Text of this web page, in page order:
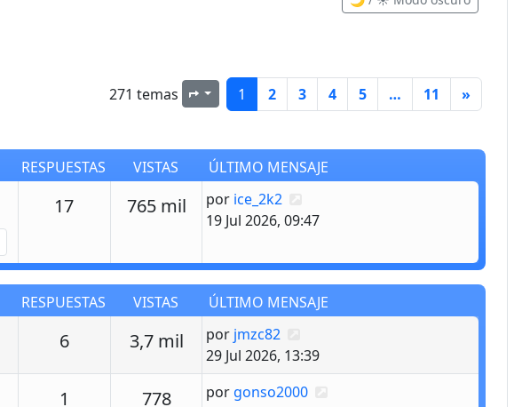
271 temas Página1 de11
1 2 3 4 5 … 11 »
RESPUESTAS VISTAS
ÚLTIMO MENSAJE
17Respuestas
765 milVistasÚltimo mensaje
por ice_2k2
19 Jul 2026, 09:47
RESPUESTAS VISTAS
ÚLTIMO MENSAJE
6Respuestas
3,7 milVistasÚltimo mensaje
por jmzc82
29 Jul 2026, 13:39
1 Respuestas
778VistasÚltimo mensaje
por gonso2000